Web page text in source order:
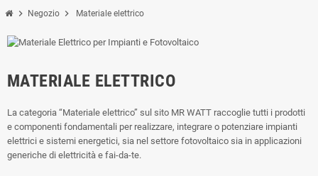
chevron_right Negozio chevron_right Materiale elettrico
MATERIALE ELETTRICO
La categoria “Materiale elettrico” sul sito MR WATT raccoglie tutti i prodotti
e componenti fondamentali per realizzare, integrare o potenziare impianti
elettrici e sistemi energetici, sia nel settore fotovoltaico sia in applicazioni
generiche di elettricità e fai-da-te.